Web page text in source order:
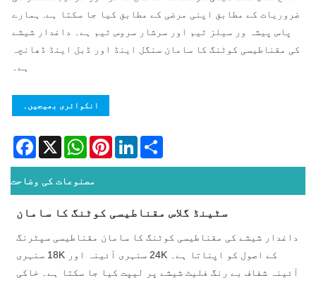
ضروریات کے مطابق اپنی مرضی کے مطابق کیا جا سکتا ہے. ہمارے
پاس پیشہ ور سیلز ٹیم اور سرشار سروس ٹیم ہے۔ داغدار شیشے
کی مقناطیسی کوٹنگ کا سامان سنگل اینڈ اور ڈبل اینڈ ڈھانچہ
ہے۔
انکوائری بھیجیں۔
X
WhatsAppPinterestLinkedInShare
مصنوعات کی وضاحت
سٹینڈ گلاس مقناطیسی کوٹنگ کا سامان
داغدار شیشے کی مقناطیسی کوٹنگ کا سامان مقناطیسی سپٹرنگ
کے اصول کو اپناتا ہے۔ 24K سنہری آئینہ اور 18K سنہری
آئینہ شفاف بے رنگ فلیٹ شیشے پر لیپت کیا جا سکتا ہے۔ خاکی